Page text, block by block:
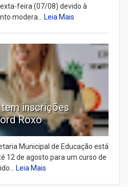
feira (07/08) devido à
modera... Leia Mais
tem inscrições
Roxo
Municipal de Educação está
12 de agosto para um curso de
Leia Mais